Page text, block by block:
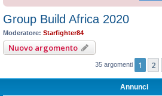
Group Build Africa 2020
Moderatore: Starfighter84
Nuovo argomento
35 argomenti 1 2
Annunci